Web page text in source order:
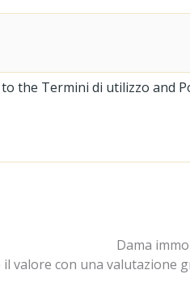
the Termini di utilizzo and
Dama
valore con una